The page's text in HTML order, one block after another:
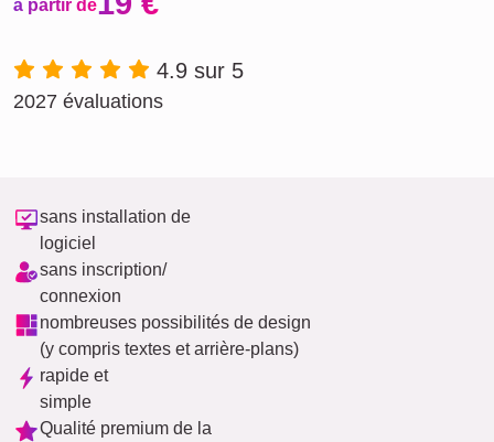
à partir de
4.9 sur 5
2027 évaluations
sans installation de
logiciel
sans inscription/
connexion
nombreuses possibilités de design
(y compris textes et arrière-plans)
rapide et
simple
Qualité premium de la